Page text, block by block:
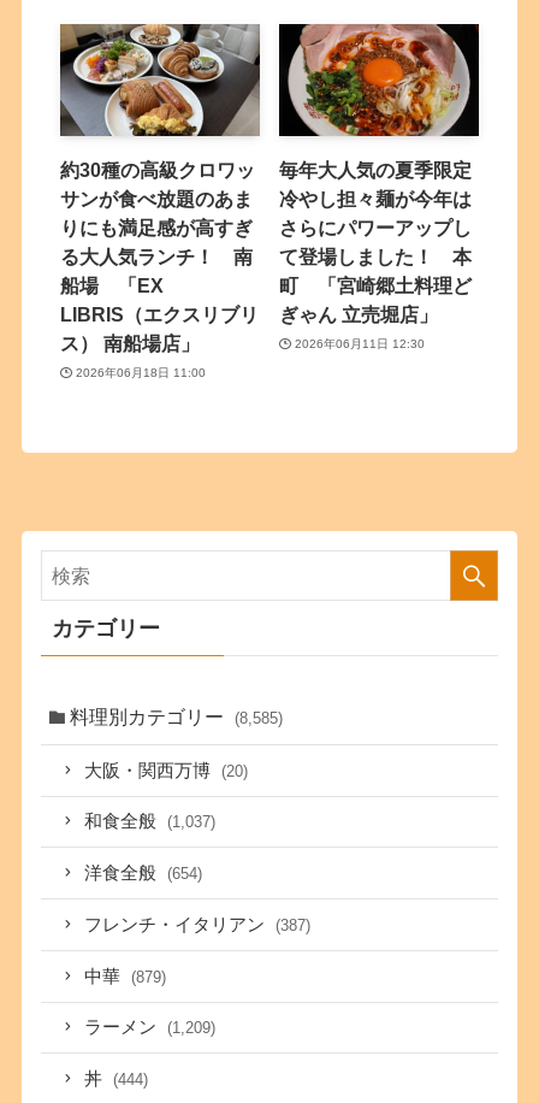
約30種の高級クロワッ
サンが食べ放題のあま
りにも満足感が高すぎ
る大人気ランチ！ 南
船場 「EX
LIBRIS（エクスリブリ
ス） 南船場店」
2026年06月18日 11:00
毎年大人気の夏季限定
冷やし担々麺が今年は
さらにパワーアップし
て登場しました！ 本
町 「宮崎郷土料理ど
ぎゃん 立売堀店」
2026年06月11日 12:30
カテゴリー
料理別カテゴリー (8,585)
大阪・関西万博 (20)
和食全般 (1,037)
洋食全般 (654)
フレンチ・イタリアン (387)
中華 (879)
ラーメン (1,209)
丼 (444)